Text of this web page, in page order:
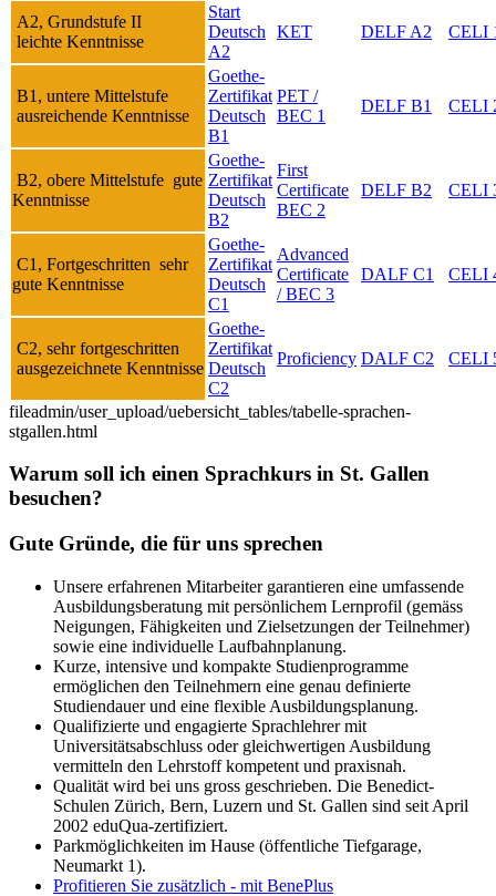
A2, Grundstufe II
leichte Kenntnisse
Start
Deutsch
A2
KET DELF A2 CELI
B1, untere Mittelstufe
ausreichende Kenntnisse
Goethe-
Zertifikat
Deutsch
B1
PET /
BEC 1
DELF B1 CELI
B2, obere Mittelstufe gute
Kenntnisse
Goethe-
Zertifikat
Deutsch
B2
First
Certificate
BEC 2
DELF B2 CELI
C1, Fortgeschritten sehr
gute Kenntnisse
Goethe-
Zertifikat
Deutsch
C1
Advanced
Certificate
/ BEC 3
DALF C1 CELI
C2, sehr fortgeschritten
ausgezeichnete Kenntnisse
Goethe-
Zertifikat
Deutsch
C2
Proficiency DALF C2 CELI
fileadmin/user_upload/uebersicht_tables/tabelle-sprachen-
stgallen.html
Warum soll ich einen Sprachkurs in St. Gallen
besuchen?
Gute Gründe, die für uns sprechen
Unsere erfahrenen Mitarbeiter garantieren eine umfassende
Ausbildungsberatung mit persönlichem Lernprofil (gemäss
Neigungen, Fähigkeiten und Zielsetzungen der Teilnehmer)
sowie eine individuelle Laufbahnplanung.
Kurze, intensive und kompakte Studienprogramme
ermöglichen den Teilnehmern eine genau definierte
Studiendauer und eine flexible Ausbildungsplanung.
Qualifizierte und engagierte Sprachlehrer mit
Universitätsabschluss oder gleichwertigen Ausbildung
vermitteln den Lehrstoff kompetent und praxisnah.
Qualität wird bei uns gross geschrieben. Die Benedict-
Schulen Zürich, Bern, Luzern und St. Gallen sind seit April
2002 eduQua-zertifiziert.
Parkmöglichkeiten im Hause (öffentliche Tiefgarage,
Neumarkt 1).
Profitieren Sie zusätzlich - mit BenePlus